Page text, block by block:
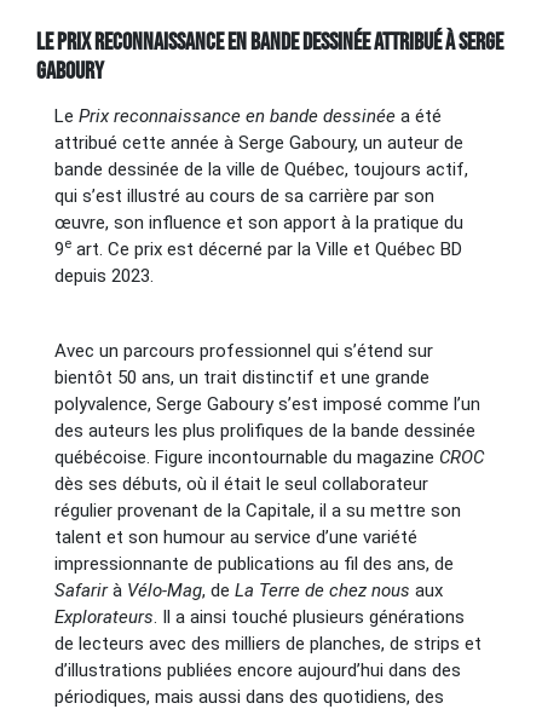
Le Prix reconnaissance en bande dessinée attribué à Serge
Gaboury
Le Prix reconnaissance en bande dessinée a été
attribué cette année à Serge Gaboury, un auteur de
bande dessinée de la ville de Québec, toujours actif,
qui s’est illustré au cours de sa carrière par son
œuvre, son influence et son apport à la pratique du
9e art. Ce prix est décerné par la Ville et Québec BD
depuis 2023.
Avec un parcours professionnel qui s’étend sur
bientôt 50 ans, un trait distinctif et une grande
polyvalence, Serge Gaboury s’est imposé comme l’un
des auteurs les plus prolifiques de la bande dessinée
québécoise. Figure incontournable du magazine CROC
dès ses débuts, où il était le seul collaborateur
régulier provenant de la Capitale, il a su mettre son
talent et son humour au service d’une variété
impressionnante de publications au fil des ans, de
Safarirà Vélo-Mag, de La Terre de chez nous aux
Explorateurs. Il a ainsi touché plusieurs générations
de lecteurs avec des milliers de planches, de strips et
d’illustrations publiées encore aujourd’hui dans des
périodiques, mais aussi dans des quotidiens, des